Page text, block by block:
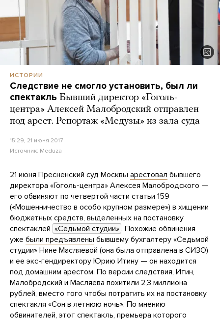
ИСТОРИИ
Следствие не смогло установить, был ли
спектакль Бывший директор «Гоголь-
центра» Алексей Малобродский отправлен
под арест. Репортаж «Медузы» из зала суда
15:29, 21 июня 2017
Источник: Meduza
21 июня Пресненский суд Москвы арестовал бывшего
директора «Гоголь-центра» Алексея Малобродского —
его обвиняют по четвертой части статьи 159
(«Мошенничество в особо крупном размере») в хищении
бюджетных средств, выделенных на постановку
спектаклей «Седьмой студии» . Похожие обвинения
уже были предъявлены бывшему бухгалтеру «Седьмой
студии» Нине Масляевой (она была отправлена в СИЗО)
и ее экс-гендиректору Юрию Итину — он находится
под домашним арестом. По версии следствия, Итин,
Малобродский и Масляева похитили 2,3 миллиона
рублей, вместо того чтобы потратить их на постановку
спектакля «Сон в летнюю ночь». По мнению
обвинителей, этот спектакль, премьера которого